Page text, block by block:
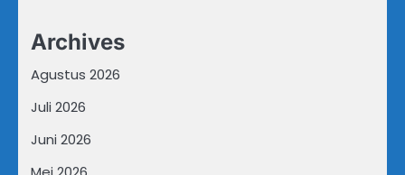
Archives
Agustus 2026
Juli 2026
Juni 2026